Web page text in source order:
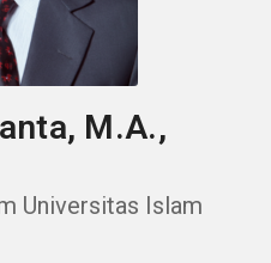
M.A.,
Universitas Islam